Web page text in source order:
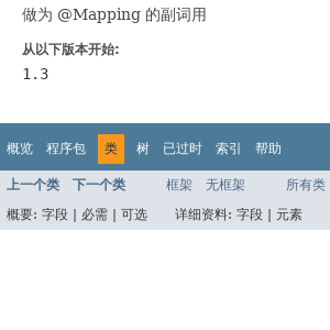
做为 @Mapping 的副词用
从以下版本开始:
1.3
概览 程序包 类 树 已过时 索引 帮助
上一个类 下一个类 框架 无框架
所有类
概要: 字段 | 必需 | 可选 详细资料: 字段 | 元素